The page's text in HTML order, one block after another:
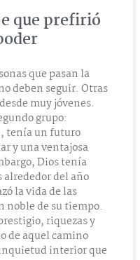
que prefirió
que pasan la
deben seguir. Otras
muy jóvenes.
grupo:
tenía un futuro
y una ventajosa
Dios tenía
alrededor del año
la vida de las
noble de su tiempo.
riquezas y
de aquel camino
interior que